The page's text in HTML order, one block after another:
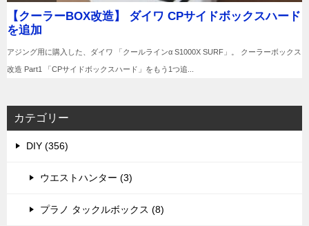
カテゴリー
DIY (356)
ウエストハンター (3)
プラノ タックルボックス (8)